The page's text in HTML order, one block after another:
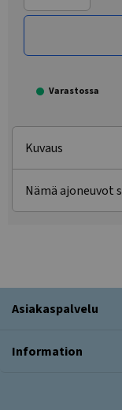
Varastossa
Kuvaus
Nämä ajoneuvot
Asiakaspalvelu
Information